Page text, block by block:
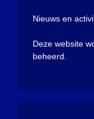
Nieuws en
Deze website
beheerd.